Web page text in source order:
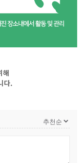
해
다.